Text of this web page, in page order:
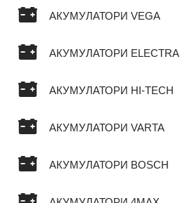
АКУМУЛАТОРИ VEGA
АКУМУЛАТОРИ ELECTRA
АКУМУЛАТОРИ HI-TECH
АКУМУЛАТОРИ VARTA
АКУМУЛАТОРИ BOSCH